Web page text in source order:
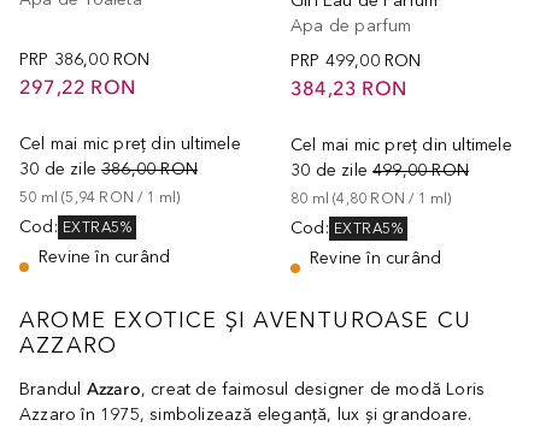
PRP 386,00 RON
297,22 RON
Cel mai mic preț din ultimele
30 de zile 386,00 RON
50 ml (5,94 RON / 1 ml)
Cod : EXTRA5%
Revine în curând
Apa de parfum
PRP 499,00 RON
384,23 RON
Cel mai mic preț din ultimele
30 de zile 499,00 RON
80 ml (4,80 RON / 1 ml)
Cod : EXTRA5%
Revine în curând
AROME EXOTICE ȘI AVENTUROASE CU
AZZARO
Brandul Azzaro, creat de faimosul designer de modă Loris
Azzaro în 1975, simbolizează eleganță, lux și grandoare.